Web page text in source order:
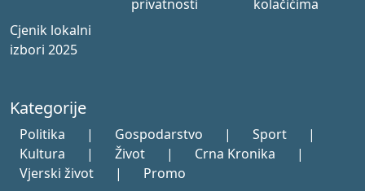
privatnosti
kolačićima
Cjenik lokalni
izbori 2025
Kategorije
Politika | Gospodarstvo | Sport
|
Kultura
| Život | Crna Kronika
|
Vjerski život
| Promo